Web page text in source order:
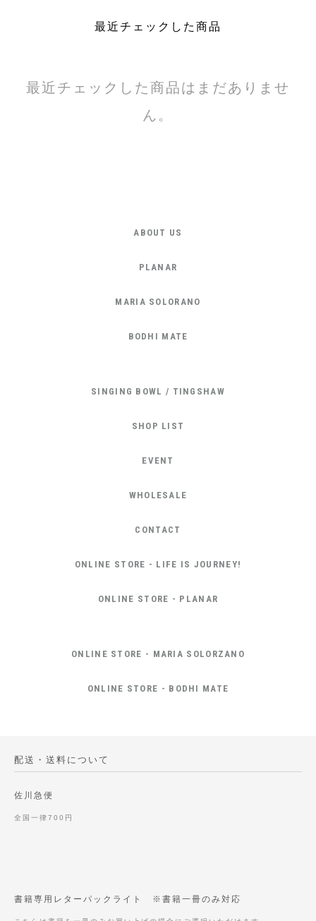
最近チェックした商品
最近チェックした商品はまだありませ
ん。
ABOUT US
PLANAR
MARIA SOLORANO
BODHI MATE
SINGING BOWL / TINGSHAW
SHOP LIST
EVENT
WHOLESALE
CONTACT
ONLINE STORE - LIFE IS JOURNEY!
ONLINE STORE - PLANAR
ONLINE STORE - MARIA SOLORZANO
ONLINE STORE - BODHI MATE
配送・送料について
佐川急便
全国一律700円
書籍専用レターパックライト ※書籍一冊のみ対応